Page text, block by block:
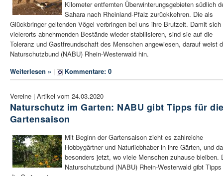
Kilometer entfernten Überwinterungsgebieten südlich
Sahara nach Rheinland-Pfalz zurückkehren. Die als
Glückbringer geltenden Vögel verbringen bei uns ihre Brutzeit. Damit sich
vielerorts abnehmenden Bestände wieder stabilisieren, sind sie auf die
Toleranz und Gastfreundschaft des Menschen angewiesen, darauf weist
Naturschutzbund (NABU) Rhein-Westerwald hin.
Weiterlesen » | Kommentare: 0
Vereine | Artikel vom 24.03.2020
Naturschutz im Garten: NABU gibt Tipps für
Gartensaison
Mit Beginn der Gartensaison zieht es zahlreiche
Hobbygärtner und Naturliebhaber in ihre Gärten, und
besonders jetzt, wo viele Menschen zuhause bleiben.
Naturschutzbund (NABU) Rhein-Westerwald gibt